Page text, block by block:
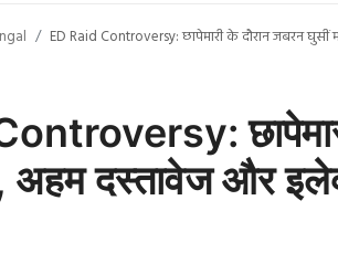
ED Raid Controversy: छापेमारी के दौरान जबरन
अहम दस्तावेज और